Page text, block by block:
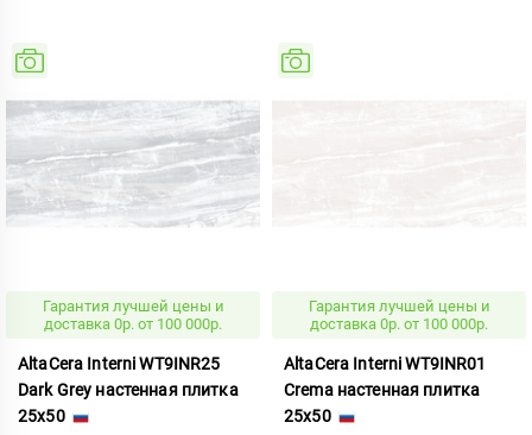
Гарантия лучшей цены и
доставка 0р. от 100 000р.
AltaCera Interni WT9INR25
Dark Grey настенная плитка
25x50
Гарантия лучшей цены и
доставка 0р. от 100 000р.
AltaCera Interni WT9INR01
Crema настенная плитка
25x50